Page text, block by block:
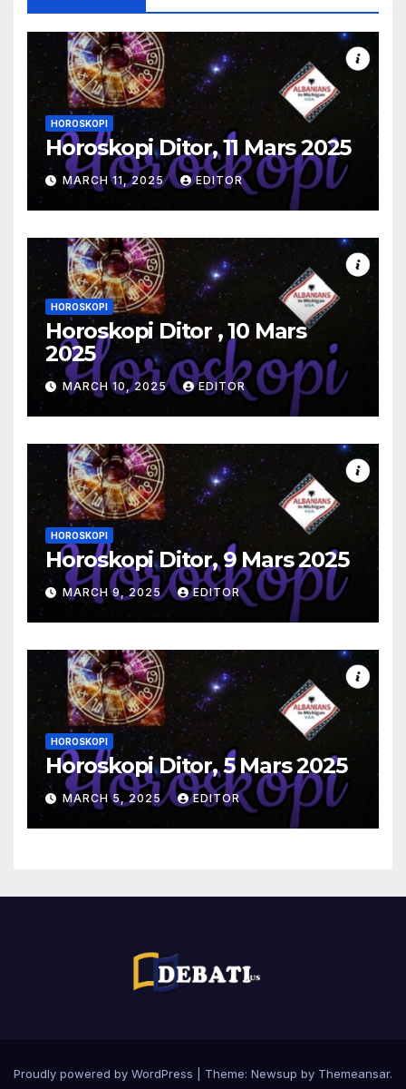
HOROSKOPI
Horoskopi Ditor, 11 Mars 2025
MARCH 11, 2025 EDITOR
HOROSKOPI
Horoskopi Ditor , 10 Mars
2025
MARCH 10, 2025 EDITOR
HOROSKOPI
Horoskopi Ditor, 9 Mars 2025
MARCH 9, 2025 EDITOR
HOROSKOPI
Horoskopi Ditor, 5 Mars 2025
MARCH 5, 2025 EDITOR
Proudly powered by WordPress Theme: Newsup by Themeansar.